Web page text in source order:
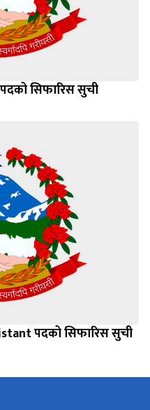
सिफारिस सुची
पदको सिफारिस सुची